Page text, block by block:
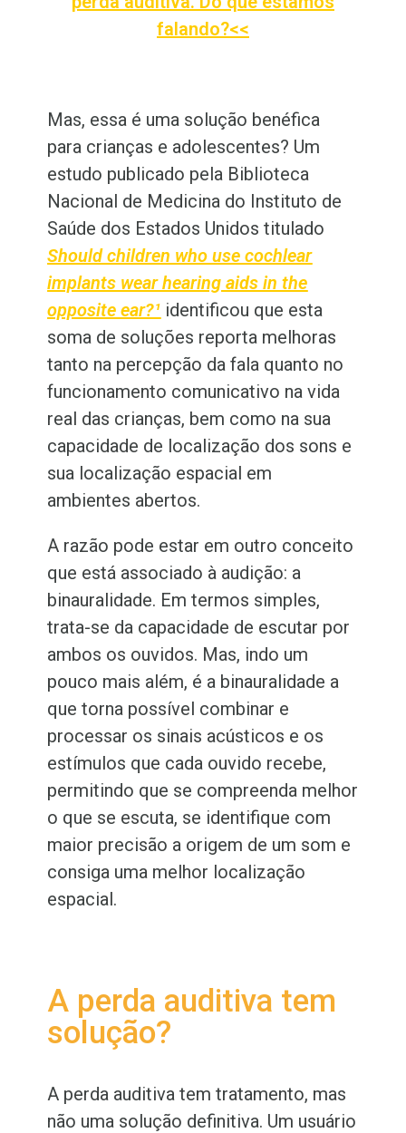
falando?<<
Mas, essa é uma solução benéfica
para crianças e adolescentes? Um
estudo publicado pela Biblioteca
Nacional de Medicina do Instituto de
Saúde dos Estados Unidos titulado
Should children who use cochlear
implants wear hearing aids in the
opposite ear?¹ identificou que esta
soma de soluções reporta melhoras
tanto na percepção da fala quanto no
funcionamento comunicativo na vida
real das crianças, bem como na sua
capacidade de localização dos sons e
sua localização espacial em
ambientes abertos.
A razão pode estar em outro conceito
que está associado à audição: a
binauralidade. Em termos simples,
trata-se da capacidade de escutar por
ambos os ouvidos. Mas, indo um
pouco mais além, é a binauralidade a
que torna possível combinar e
processar os sinais acústicos e os
estímulos que cada ouvido recebe,
permitindo que se compreenda melhor
o que se escuta, se identifique com
maior precisão a origem de um som e
consiga uma melhor localização
espacial.
A perda auditiva tem
solução?
A perda auditiva tem tratamento, mas
não uma solução definitiva. Um usuário